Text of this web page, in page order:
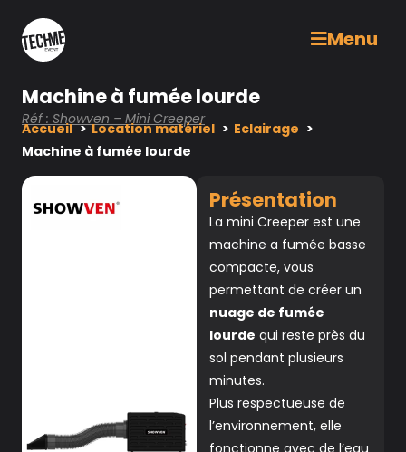
Menu
Machine à fumée lourde
Réf : Showven – Mini Creeper
Accueil Location matériel
Eclairage
Machine à fumée lourde
Présentation
La mini Creeper est une
machine a fumée basse
compacte, vous
permettant de créer un
nuage de fumée
lourde qui reste près du
sol pendant plusieurs
minutes.
Plus respectueuse de
l’environnement, elle
fonctionne avec de l’eau